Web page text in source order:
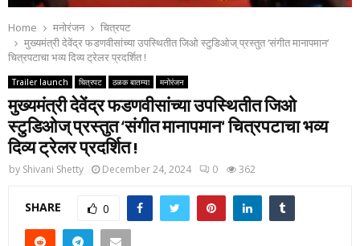
Home मनोरंजन
चित्रपट
मुख्यमंत्री देवेंद्र फडणवीसांच्या उपस्थितीत जिओ स्टुडिओज् प्रस्तुत ‘संगीत मानापमान‘
चित्रपटाचा भव्य दिव्य ट्रेलर प्रदर्शित !
Trailer launch चित्रपट ठळक बातम्या मनोरंजन
मुख्यमंत्री देवेंद्र फडणवीसांच्या उपस्थितीत जिओ
स्टुडिओज् प्रस्तुत ‘संगीत मानापमान‘ चित्रपटाचा भव्य
दिव्य ट्रेलर प्रदर्शित !
by Shivani Shetty December 24, 2024 0 362
SHARE 0